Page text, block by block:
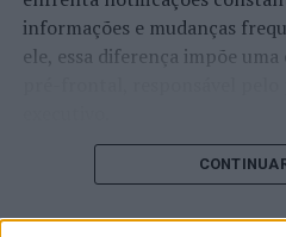
informações e mudanças
ele, essa diferença impõe
O pesquisador afirma que
cérebro, favorecendo a